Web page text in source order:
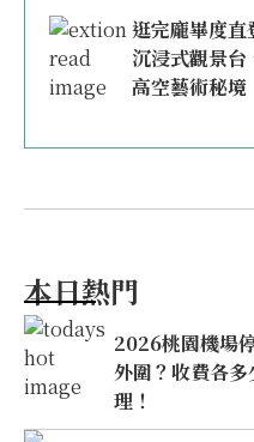
逛完龐畢度直
沉浸式觀景
高空藝術秘境
本日熱門
2026桃園機場
外圍？收費各
理！